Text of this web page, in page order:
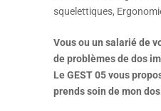
squelettiques,
Vous ou un salarié de
de problèmes de dos
Le GEST 05 vous
prends soin de mon dos